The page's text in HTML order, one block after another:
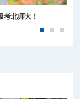
考北师大！